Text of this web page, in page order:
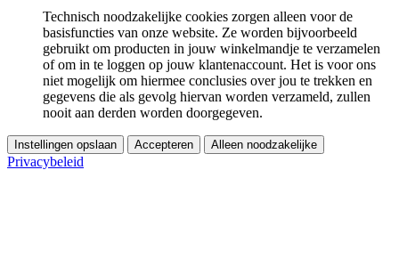
Technisch noodzakelijke cookies zorgen alleen voor de
basisfuncties van onze website. Ze worden bijvoorbeeld
gebruikt om producten in jouw winkelmandje te verzamelen
of om in te loggen op jouw klantenaccount. Het is voor ons
niet mogelijk om hiermee conclusies over jou te trekken en
gegevens die als gevolg hiervan worden verzameld, zullen
nooit aan derden worden doorgegeven.
Instellingen opslaan Accepteren Alleen noodzakelijke
Privacybeleid